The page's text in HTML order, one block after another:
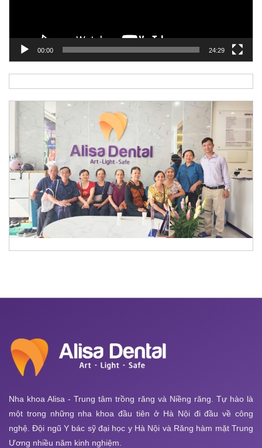
00:00 24:29
Nha khoa Alisa - Trung tâm trồng răng và Niềng răng. Tự hào là
một trong những nha khoa đầu tiên ở Hà Nội đi đầu về công
nghệ. Đội ngũ Y bác sỹ đại học y Hà Nội và Răng hàm mặt Trung
Ương nhiều năm kinh nghiệm.